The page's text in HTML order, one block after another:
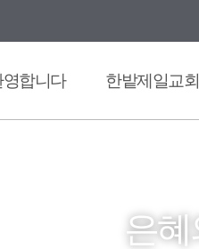
영합니다 한밭제일교
은